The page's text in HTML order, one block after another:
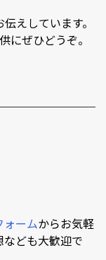
伝えしています。
にぜひどうぞ。
ォームからお気軽
ども大歓迎で